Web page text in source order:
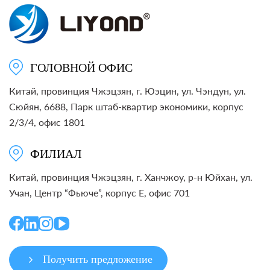
ГОЛОВНОЙ ОФИС
Китай, провинция Чжэцзян, г. Юэцин, ул. Чэндун, ул.
Сюйян, 6688, Парк штаб-квартир экономики, корпус
2/3/4, офис 1801
ФИЛИАЛ
Китай, провинция Чжэцзян, г. Ханчжоу, р-н Юйхан, ул.
Учан, Центр “Фьюче”, корпус E, офис 701
Получить предложение